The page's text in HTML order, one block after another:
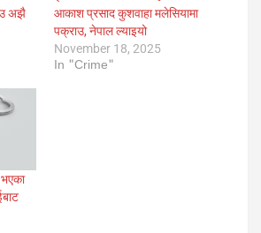
अझै
आकाश प्रसाद कुशवाहा मलेसियामा
पक्राउ, नेपाल ल्याइयो
November 18, 2025
In "Crime"
भएका